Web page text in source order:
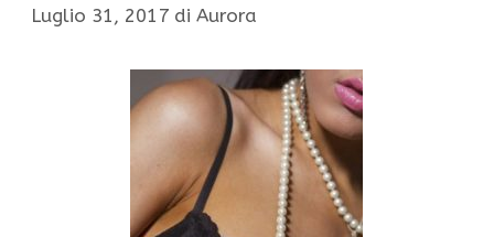
Luglio 31, 2017 di Aurora